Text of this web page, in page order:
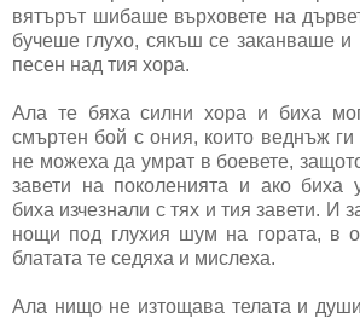
вятърът шибаше върховете на
бучеше глухо, сякъш се заканваше
песен над тия хора.
Ала те бяха силни хора и биха
смъртен бой с ония, които веднъж
не можеха да умрат в боевете,
завети на поколенията и ако биха
биха изчезнали с тях и тия завети. И
нощи под глухия шум на гората, в
блатата те седяха и мислеха.
Ала нищо не изтощава телата и